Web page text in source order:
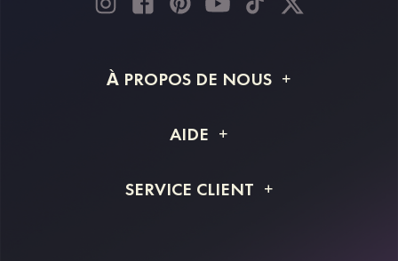
À PROPOS DE NOUS
Livraison
AIDE
Retour et remboursement
SERVICE CLIENT